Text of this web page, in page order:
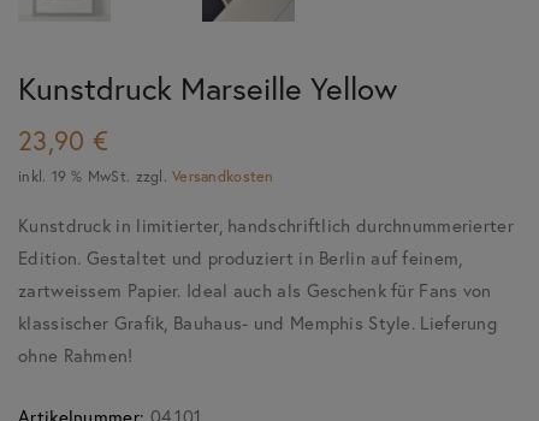
Kunstdruck Marseille Yellow
23,90 €
inkl. 19 % MwSt. zzgl.Versandkosten
Kunstdruck in limitierter, handschriftlich durchnummerierter
Edition. Gestaltet und produziert in Berlin auf feinem,
zartweissem Papier. Ideal auch als Geschenk für Fans von
klassischer Grafik, Bauhaus- und Memphis Style. Lieferung
ohne Rahmen!